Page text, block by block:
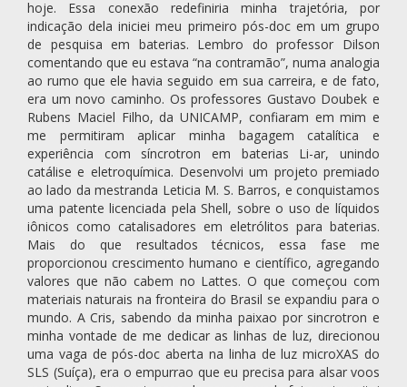
hoje. Essa conexão redefiniria minha trajetória, por
indicação dela iniciei meu primeiro pós-doc em um grupo
de pesquisa em baterias. Lembro do professor Dilson
comentando que eu estava “na contramão”, numa analogia
ao rumo que ele havia seguido em sua carreira, e de fato,
era um novo caminho. Os professores Gustavo Doubek e
Rubens Maciel Filho, da UNICAMP, confiaram em mim e
me permitiram aplicar minha bagagem catalítica e
experiência com síncrotron em baterias Li-ar, unindo
catálise e eletroquímica. Desenvolvi um projeto premiado
ao lado da mestranda Leticia M. S. Barros, e conquistamos
uma patente licenciada pela Shell, sobre o uso de líquidos
iônicos como catalisadores em eletrólitos para baterias.
Mais do que resultados técnicos, essa fase me
proporcionou crescimento humano e científico, agregando
valores que não cabem no Lattes. O que começou com
materiais naturais na fronteira do Brasil se expandiu para o
mundo. A Cris, sabendo da minha paixao por sincrotron e
minha vontade de me dedicar as linhas de luz, direcionou
uma vaga de pós-doc aberta na linha de luz microXAS do
SLS (Suíça), era o empurrao que eu precisa para alsar voos